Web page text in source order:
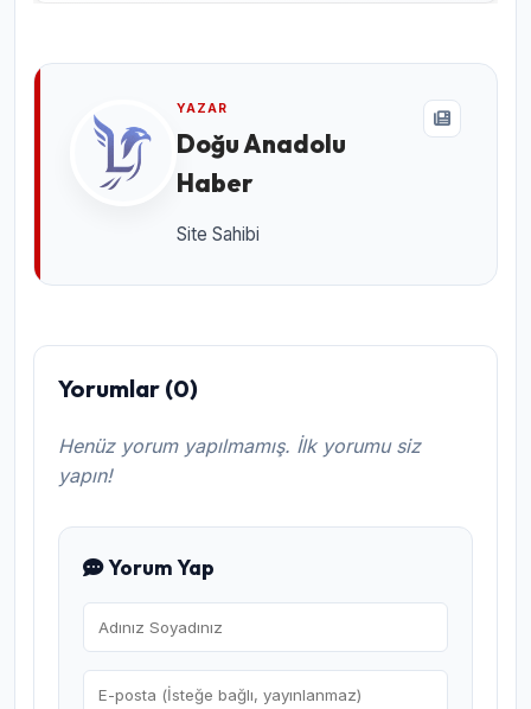
YAZAR
Doğu Anadolu
Haber
Site Sahibi
Yorumlar (0)
Henüz yorum yapılmamış. İlk yorumu siz
yapın!
Yorum Yap